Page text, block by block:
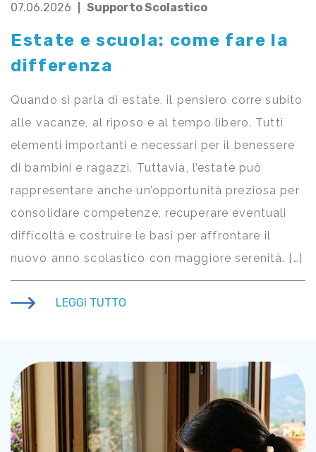
07.06.2026 Supporto Scolastico
Estate e scuola: come fare la
differenza
Quando si parla di estate, il pensiero corre subito
alle vacanze, al riposo e al tempo libero. Tutti
elementi importanti e necessari per il benessere
di bambini e ragazzi. Tuttavia, l’estate può
rappresentare anche un’opportunità preziosa per
consolidare competenze, recuperare eventuali
difficoltà e costruire le basi per affrontare il
nuovo anno scolastico con maggiore serenità. […]
LEGGI TUTTO